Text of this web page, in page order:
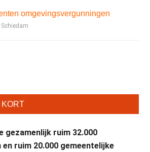
omgevingsvergunningen
Schiedam
KORT
gezamenlijk ruim 32.000
ruim 20.000 gemeentelijke